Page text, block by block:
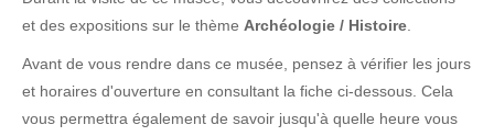
et des expositions sur le thème Archéologie / Histoire
Avant de vous rendre dans ce musée, pensez à vérifier les jours
et horaires d'ouverture en consultant la fiche ci-dessous. Cela
vous permettra également de savoir jusqu'à quelle heure vous